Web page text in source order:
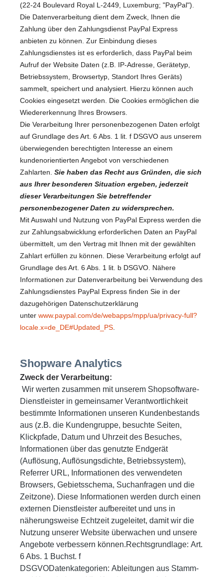
(22-24 Boulevard Royal L-2449, Luxemburg; "PayPal").
Die Datenverarbeitung dient dem Zweck, Ihnen die
Zahlung über den Zahlungsdienst PayPal Express
anbieten zu können. Zur Einbindung dieses
Zahlungsdienstes ist es erforderlich, dass PayPal beim
Aufruf der Website Daten (z.B. IP-Adresse, Gerätetyp,
Betriebssystem, Browsertyp, Standort Ihres Geräts)
sammelt, speichert und analysiert. Hierzu können auch
Cookies eingesetzt werden. Die Cookies ermöglichen die
Wiedererkennung Ihres Browsers.
Die Verarbeitung Ihrer personenbezogenen Daten erfolgt
auf Grundlage des Art. 6 Abs. 1 lit. f DSGVO aus unserem
überwiegenden berechtigten Interesse an einem
kundenorientierten Angebot von verschiedenen
Zahlarten. Sie haben das Recht aus Gründen, die sich
aus Ihrer besonderen Situation ergeben, jederzeit
dieser Verarbeitungen Sie betreffender
personenbezogener Daten zu widersprechen.
Mit Auswahl und Nutzung von PayPal Express werden die
zur Zahlungsabwicklung erforderlichen Daten an PayPal
übermittelt, um den Vertrag mit Ihnen mit der gewählten
Zahlart erfüllen zu können. Diese Verarbeitung erfolgt auf
Grundlage des Art. 6 Abs. 1 lit. b DSGVO. Nähere
Informationen zur Datenverarbeitung bei Verwendung des
Zahlungsdienstes PayPal Express finden Sie in der
dazugehörigen Datenschutzerklärung
unter www.paypal.com/de/webapps/mpp/ua/privacy-full?
locale.x=de_DE#Updated_PS
Shopware Analytics
Zweck der Verarbeitung:
Wir werten zusammen mit unserem Shopsoftware-
Dienstleister in gemeinsamer Verantwortlichkeit
bestimmte Informationen unseren Kundenbestands
aus (z.B. die Kundengruppe, besuchte Seiten,
Klickpfade, Datum und Uhrzeit des Besuches,
Informationen über das genutzte Endgerät
(Auflösung, Auflösungsdichte, Betriebssystem),
Referrer URL, Informationen des verwendeten
Browsers, Gebietsschema, Suchanfragen und die
Zeitzone). Diese Informationen werden durch einen
externen Dienstleister aufbereitet und uns in
näherungsweise Echtzeit zugeleitet, damit wir die
Nutzung unserer Website überwachen und unsere
Angebote verbessern können.Rechtsgrundlage: Art.
6 Abs. 1 Buchst. f
DSGVODatenkategorien: Ableitungen aus Stamm-